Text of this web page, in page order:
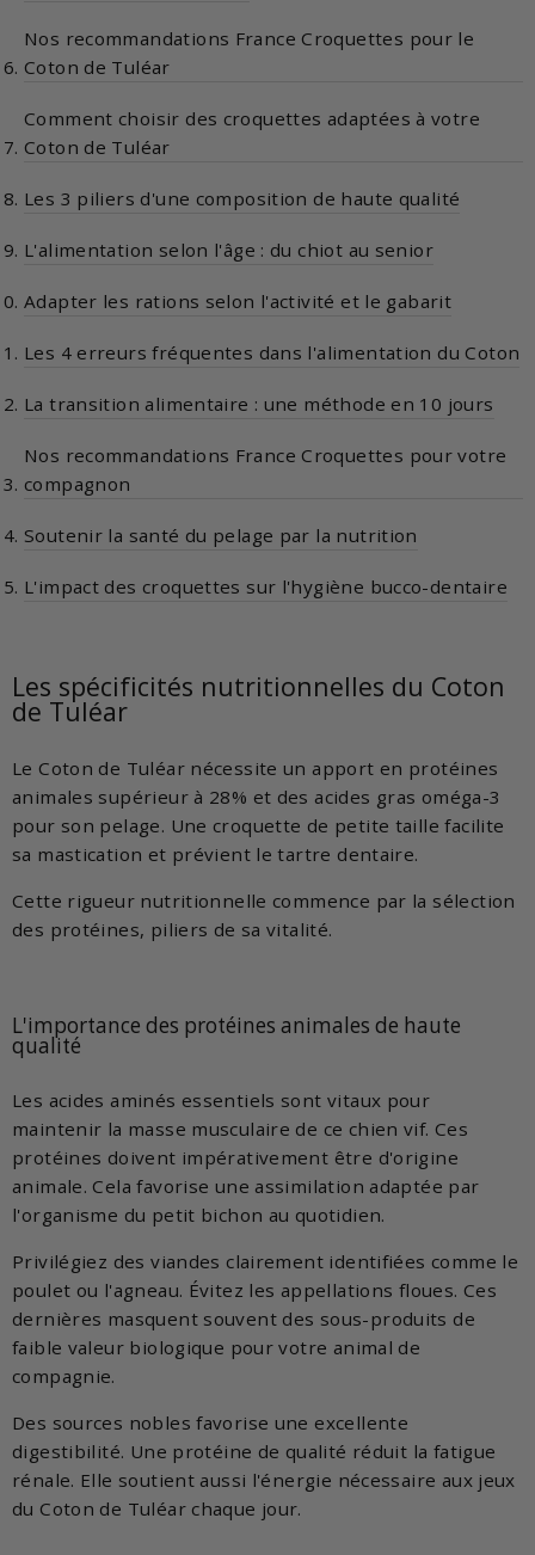
Nos recommandations France Croquettes pour le
Coton de Tuléar
Comment choisir des croquettes adaptées à votre
Coton de Tuléar
Les 3 piliers d'une composition de haute qualité
L'alimentation selon l'âge : du chiot au senior
Adapter les rations selon l'activité et le gabarit
Les 4 erreurs fréquentes dans l'alimentation du Coton
La transition alimentaire : une méthode en 10 jours
Nos recommandations France Croquettes pour votre
compagnon
Soutenir la santé du pelage par la nutrition
L'impact des croquettes sur l'hygiène bucco-dentaire
Les spécificités nutritionnelles du Coton
de Tuléar
Le Coton de Tuléar nécessite un apport en protéines
animales supérieur à 28% et des acides gras oméga-3
pour son pelage. Une croquette de petite taille facilite
sa mastication et prévient le tartre dentaire.
Cette rigueur nutritionnelle commence par la sélection
des protéines, piliers de sa vitalité.
L'importance des protéines animales de haute
qualité
Les acides aminés essentiels sont vitaux pour
maintenir la masse musculaire de ce chien vif. Ces
protéines doivent impérativement être d'origine
animale. Cela favorise une assimilation adaptée par
l'organisme du petit bichon au quotidien.
Privilégiez des viandes clairement identifiées comme le
poulet ou l'agneau. Évitez les appellations floues. Ces
dernières masquent souvent des sous-produits de
faible valeur biologique pour votre animal de
compagnie.
Des sources nobles favorise une excellente
digestibilité. Une protéine de qualité réduit la fatigue
rénale. Elle soutient aussi l'énergie nécessaire aux jeux
du Coton de Tuléar chaque jour.